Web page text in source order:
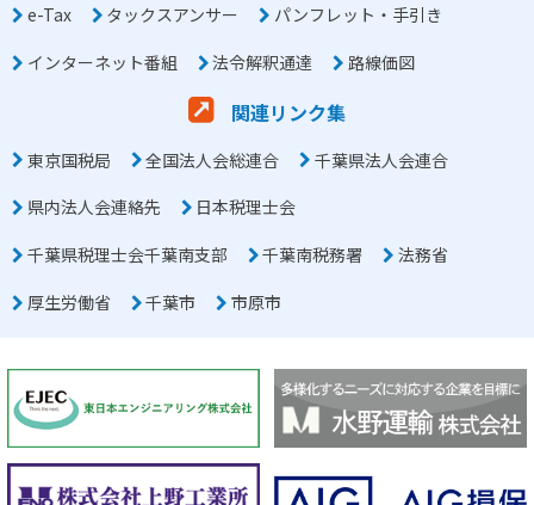
e-Tax タックスアンサー
パンフレット・手引き
インターネット番組
法令解釈通達 路線価図
関連リンク集
東京国税局 全国法人会総連合
千葉県法人会連合
県内法人会連絡先
日本税理士会
千葉県税理士会千葉南支部
千葉南税務署
法務省
厚生労働省
千葉市 市原市